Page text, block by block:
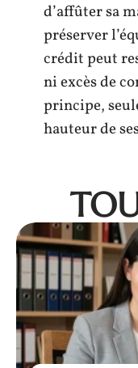
d’affûter sa
préserver
crédit peut
ni excès de
principe,
hauteur de